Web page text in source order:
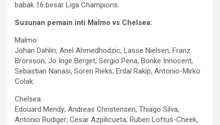
babak 16 besar Liga Champions.
Susunan pemain inti Malmo vs Chelsea:
Malmo:
Johan Dahlin; Anel Ahmedhodzic, Lasse Nielsen, Franz
Brorsson; Jo Inge Berget, Sergio Pena, Bonke Innocent,
Sebastian Nanasi, Soren Rieks; Erdal Rakip, Antonio-Mirko
Colak
Chelsea:
Edouard Mendy; Andreas Christensen, Thiago Silva,
Antonio Rudiger; Cesar Azpilicueta, Ruben Loftus-Cheek,